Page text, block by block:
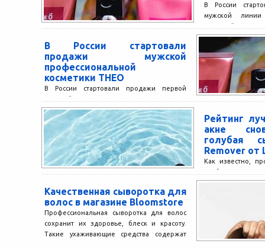
В России
мужской
японской
японской
LebeL.
В России стартовали
продажи мужской
профессиональной
косметики THEO
В России стартовали продажи первой
мужской линии косметики THEO от
японской корпорации TAKARA BELMONT и
японской профессиональной косметики
LebeL. Косметика...
Рейтинг
акне
голубая
Remover от
Как известно,
особого ухода.
Качественная сыворотка для
волос в магазине Bloomstore
Профессиональная сыворотка для волос
сохранит их здоровье, блеск и красоту.
Такие ухаживающие средства содержат